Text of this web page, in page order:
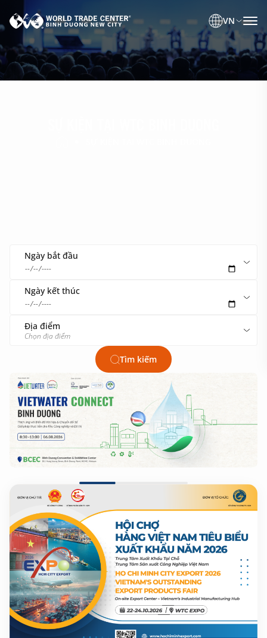
VN
Ngày bắt đầu
Ngày kết thúc
Địa điểm
Chọn địa điểm
Tìm kiếm